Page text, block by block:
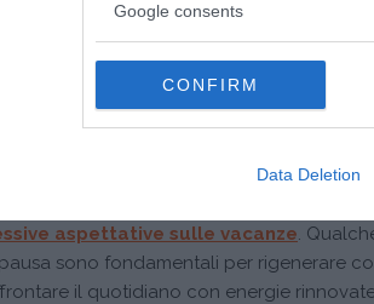
Google consents
CONFIRM
Data Deletion
Continua a leggere dopo la pubblicità
da rientro: voglia di
riuscire ad adottare la strategia sopra
aspettative sulle vacanze.
sono fondamentali per rigenerare
il quotidiano con energie